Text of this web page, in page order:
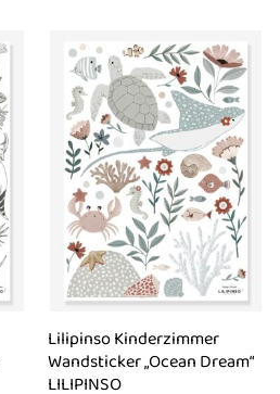
Lilipinso Kinderzimmer
Wandsticker „Ocean Dream“
LILIPINSO